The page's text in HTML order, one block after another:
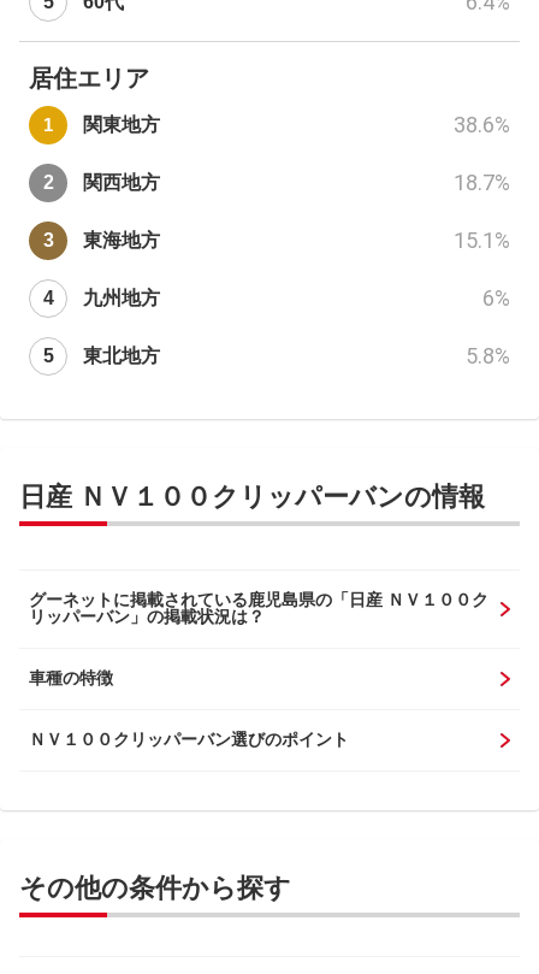
居住エリア
関東地方 38.6%
関西地方 18.7%
東海地方 15.1%
九州地方 6%
東北地方 5.8%
日産 ＮＶ１００クリッパーバンの情報
グーネットに掲載されている鹿児島県の「日産 ＮＶ１００ク
リッパーバン」の掲載状況は？
車種の特徴
ＮＶ１００クリッパーバン選びのポイント
その他の条件から探す